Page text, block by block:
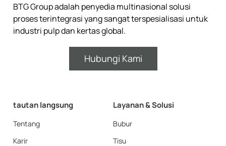
BTG Group adalah penyedia multinasional solusi
proses terintegrasi yang sangat terspesialisasi untuk
industri pulp dan kertas global.
Hubungi Kami
tautan langsung
Tentang
Karir
Layanan & Solusi
Bubur
Tisu